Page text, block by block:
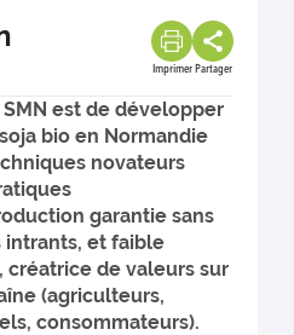
Imprimer Partager
est de développer
bio en Normandie
novateurs
garantie sans
intrants, et faible
de valeurs sur
(agriculteurs,
consommateurs).